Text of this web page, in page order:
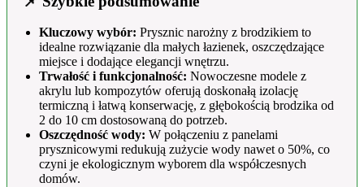
Kluczowy wybór: Prysznic narożny z brodzikiem to
idealne rozwiązanie dla małych łazienek, oszczędzające
miejsce i dodające elegancji wnętrzu.
Trwałość i funkcjonalność: Nowoczesne modele z
akrylu lub kompozytów oferują doskonałą izolację
termiczną i łatwą konserwację, z głębokością brodzika od
2 do 10 cm dostosowaną do potrzeb.
Oszczędność wody: W połączeniu z panelami
prysznicowymi redukują zużycie wody nawet o 50%, co
czyni je ekologicznym wyborem dla współczesnych
domów.